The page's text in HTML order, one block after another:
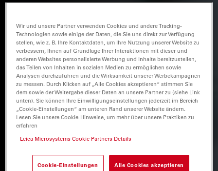
Wir und unsere Partner verwenden Cookies und andere Tracking-
Technologien sowie einige der Daten, die Sie uns direkt zur Verfügung
stellen, wie z. B. Ihre Kontaktdaten, um Ihre Nutzung unserer Website zu
verbessern, Ihnen auf Grundlage Ihrer Interaktionen mit dieser und
anderen Websites personalisierte Werbung und Inhalte bereitzustellen,
das Teilen von Inhalten in sozialen Medien zu ermöglichen sowie
Analysen durchzuführen und die Wirksamkeit unserer Werbekampagnen
zu messen. Durch Klicken auf „Alle Cookies akzeptieren“ stimmen Sie
dem sowie der Weitergabe dieser Daten an unsere Partner zu (siehe Link
unten). Sie können Ihre Einwilligungseinstellungen jederzeit im Bereich
„Cookie-Einstellungen“ am unteren Rand unserer Website ändern.
Lesen Sie unsere Cookie-Hinweise, um mehr über unsere Praktiken zu
erfahren
Leica Microsystems Cookie Partners Details
Cookie-Einstellungen Alle Cookies akzeptieren